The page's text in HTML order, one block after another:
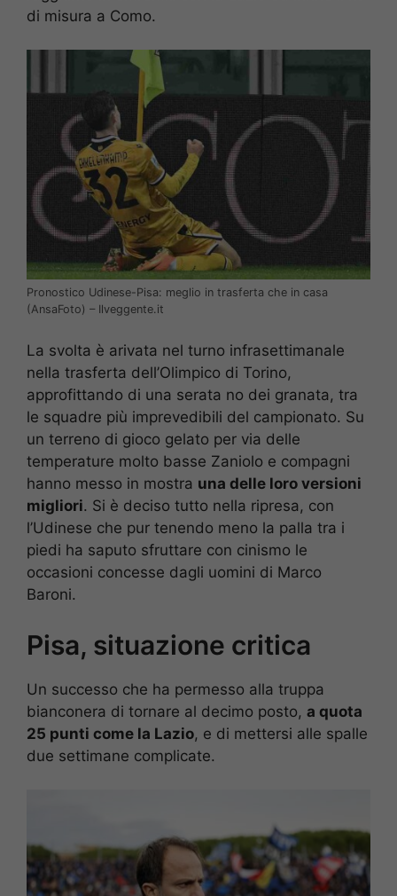
di misura a Como.
Pronostico Udinese-Pisa: meglio in trasferta che in casa
(AnsaFoto) – Ilveggente.it
La svolta è arivata nel turno infrasettimanale
nella trasferta dell’Olimpico di Torino,
approfittando di una serata no dei granata, tra
le squadre più imprevedibili del campionato. Su
un terreno di gioco gelato per via delle
temperature molto basse Zaniolo e compagni
hanno messo in mostra una delle loro versioni
migliori. Si è deciso tutto nella ripresa, con
l’Udinese che pur tenendo meno la palla tra i
piedi ha saputo sfruttare con cinismo le
occasioni concesse dagli uomini di Marco
Baroni.
Pisa, situazione critica
Un successo che ha permesso alla truppa
bianconera di tornare al decimo posto, a quota
25 punti come la Lazio, e di mettersi alle spalle
due settimane complicate.